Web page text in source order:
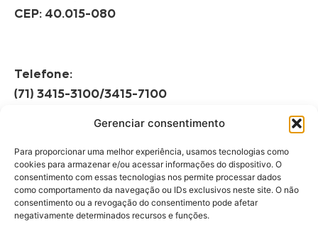
Gerenciar consentimento
Para proporcionar uma melhor experiência, usamos tecnologias como
cookies para armazenar e/ou acessar informações do dispositivo. O
consentimento com essas tecnologias nos permite processar dados
como comportamento da navegação ou IDs exclusivos neste site. O não
consentimento ou a revogação do consentimento pode afetar
negativamente determinados recursos e funções.
CEP: 40.015-080
Telefone:
(71) 3415-3100/3415-7100
Horário de Funcionamento:
08h às 12h | 13h às 17h